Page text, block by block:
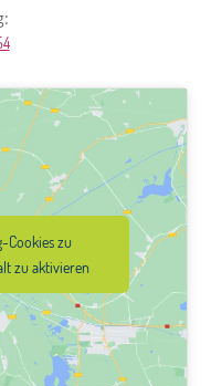
Cookies zu
zu aktivieren